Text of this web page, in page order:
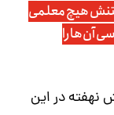
هیچ معلمی
آن‌ها را
نهفته در این